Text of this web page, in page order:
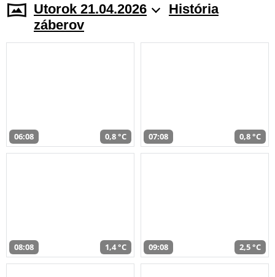
Utorok 21.04.2026
História
záberov
06:08 0,8 °C 07:08 0,8 °C
08:08 1,4 °C 09:08 2,5 °C